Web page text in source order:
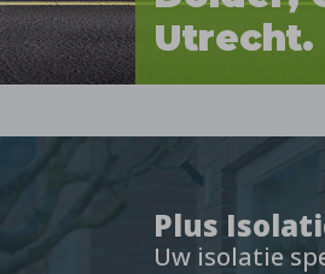
Utrecht.
Plus
Uw isolatie